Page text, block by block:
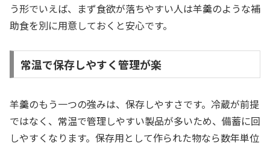
う形でいえば、まず食欲が落ちやすい人は羊羹のような補
助食を別に用意しておくと安心です。
常温で保存しやすく管理が楽
羊羹のもう一つの強みは、保存しやすさです。冷蔵が前提
ではなく、常温で管理しやすい製品が多いため、備蓄に回
しやすくなります。保存用として作られた物なら数年単位